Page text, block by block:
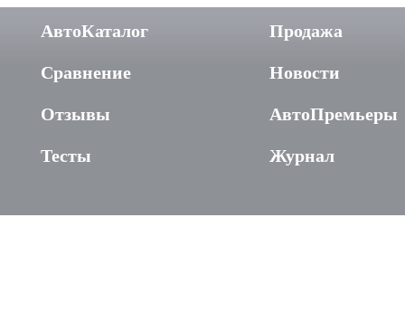
АвтоКаталог
Сравнение
Отзывы
Тесты
Продажа
Новости
АвтоПремьеры
Журнал